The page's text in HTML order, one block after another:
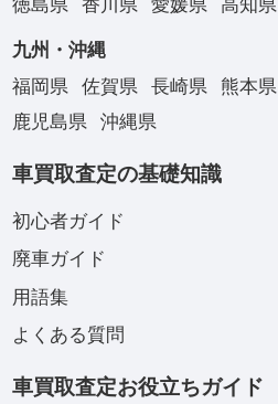
徳島県
香川県 愛媛県 高知県
九州・沖縄
福岡県
佐賀県 長崎県 熊本県
鹿児島県
沖縄県
車買取査定の基礎知識
初心者ガイド
廃車ガイド
用語集
よくある質問
車買取査定お役立ちガイド